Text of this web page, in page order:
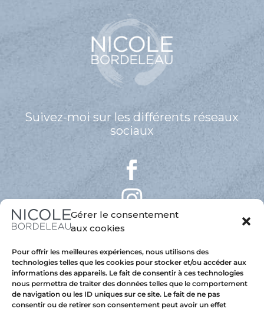
Gérer le consentement
aux cookies
Pour offrir les meilleures expériences, nous utilisons des
technologies telles que les cookies pour stocker et/ou accéder aux
informations des appareils. Le fait de consentir à ces technologies
nous permettra de traiter des données telles que le comportement
de navigation ou les ID uniques sur ce site. Le fait de ne pas
consentir ou de retirer son consentement peut avoir un effet
Suivez-moi sur les différents réseaux
sociaux